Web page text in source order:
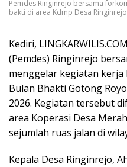
Pemdes Ringinrejo bersama
bakti di area Kdmp Desa
Kediri,
(Pemdes) Ringinrejo
menggelar kegiatan kerja
Bulan Bhakti Gotong
2026. Kegiatan tersebut
area Koperasi Desa
sejumlah ruas jalan di
Kepala Desa Ringinrejo,